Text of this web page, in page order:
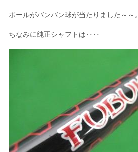
ボールがバンバン球が当たりました～～。
ちなみに純正シャフトは‥‥